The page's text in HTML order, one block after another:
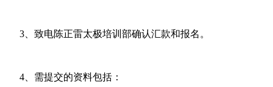
3、致电陈正雷太极培训部确认汇款和报名。
4、需提交的资料包括：